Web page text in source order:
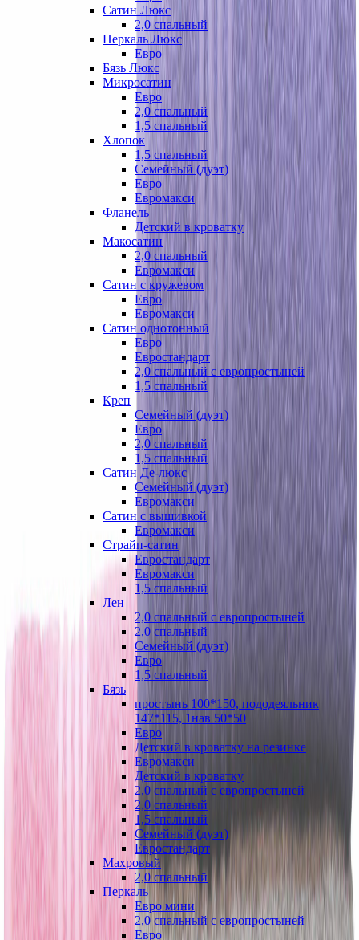
Сатин Люкс
2,0 спальный
Перкаль Люкс
Евро
Бязь Люкс
Микросатин
Евро
2,0 спальный
1,5 спальный
Хлопок
1,5 спальный
Семейный (дуэт)
Евро
Евромакси
Фланель
Детский в кроватку
Макосатин
2,0 спальный
Евромакси
Сатин с кружевом
Евро
Евромакси
Сатин однотонный
Евро
Евростандарт
2,0 спальный с европростыней
1,5 спальный
Креп
Семейный (дуэт)
Евро
2,0 спальный
1,5 спальный
Сатин Де-люкс
Семейный (дуэт)
Евромакси
Сатин с вышивкой
Евромакси
Страйп-сатин
Евростандарт
Евромакси
1,5 спальный
Лен
2,0 спальный с европростыней
2,0 спальный
Семейный (дуэт)
Евро
1,5 спальный
Бязь
простынь 100*150, пододеяльник
147*115, 1нав 50*50
Евро
Детский в кроватку на резинке
Евромакси
Детский в кроватку
2,0 спальный с европростыней
2,0 спальный
1,5 спальный
Семейный (дуэт)
Евростандарт
Махровый
2,0 спальный
Перкаль
Евро мини
2,0 спальный с европростыней
Евро